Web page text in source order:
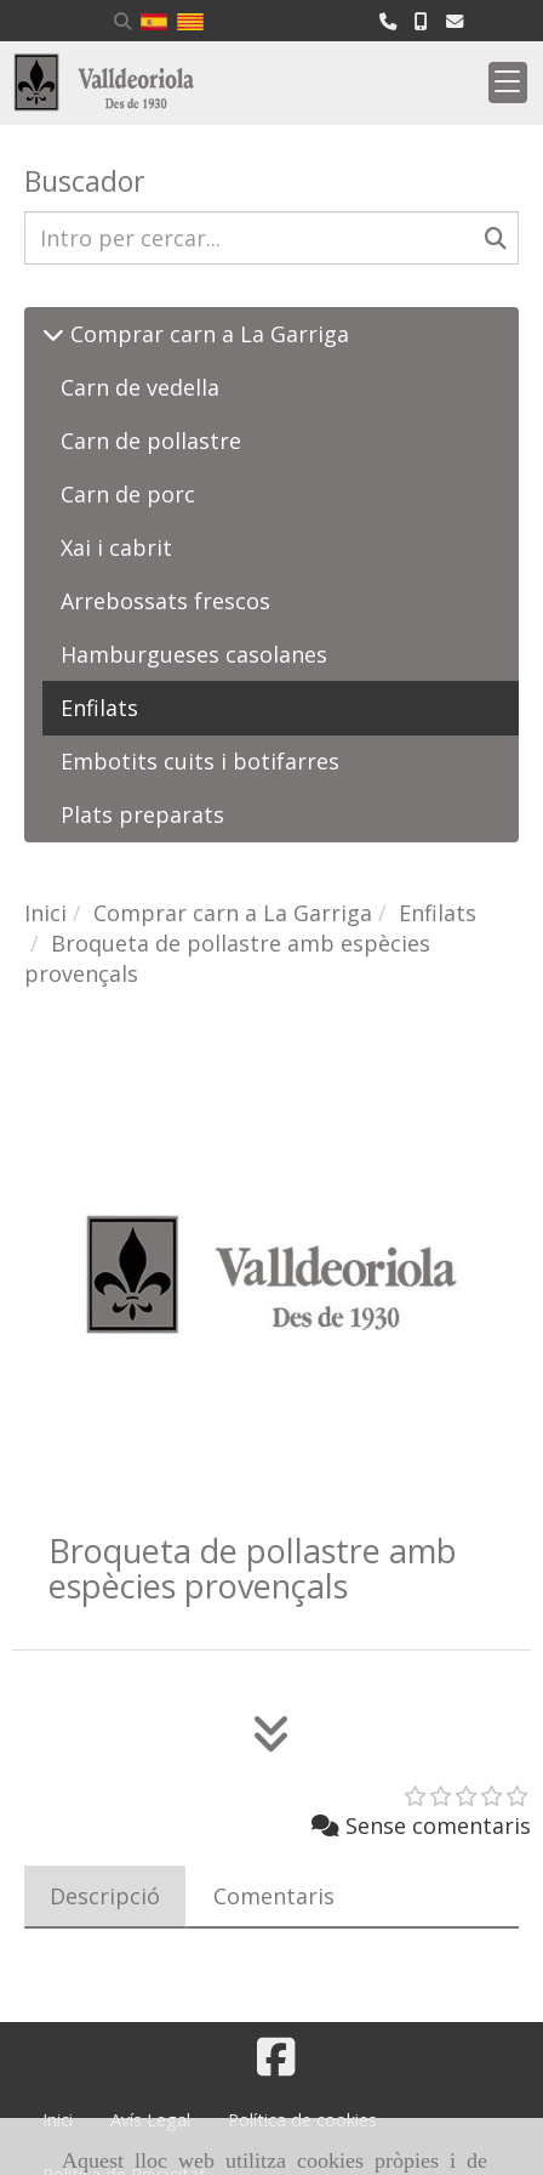
Aquest lloc web utilitza cookies pròpies i de
Buscador
Comprar carn a La Garriga
Carn de vedella
Carn de pollastre
Carn de porc
Xai i cabrit
Arrebossats frescos
Hamburgueses casolanes
Enfilats
Embotits cuits i botifarres
Plats preparats
Inici Comprar carn a La Garriga
Enfilats
Broqueta de pollastre amb espècies
provençals
Broqueta de pollastre amb
espècies provençals
Sense comentaris
Descripció Comentaris
Inici Avís Legal Política de cookies